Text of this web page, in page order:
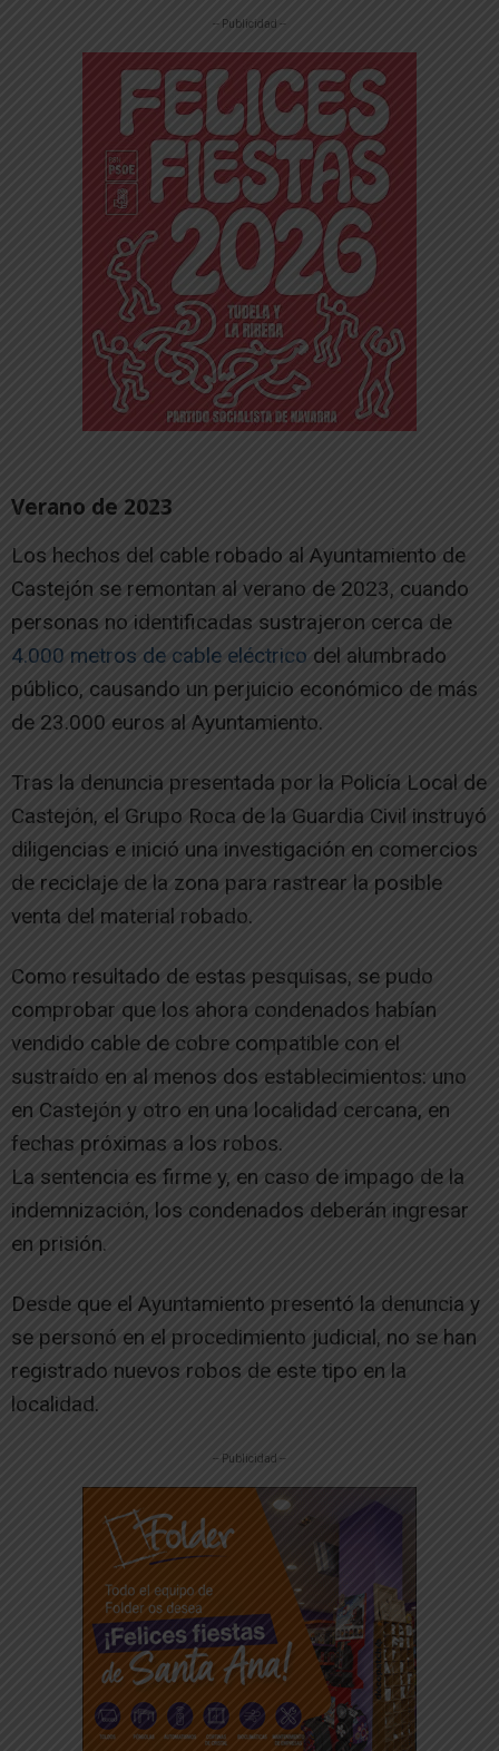
-- Publicidad --
Verano de 2023
Los hechos del cable robado al Ayuntamiento de
Castejón se remontan al verano de 2023, cuando
personas no identificadas sustrajeron cerca de
4.000 metros de cable eléctrico del alumbrado
público, causando un perjuicio económico de más
de 23.000 euros al Ayuntamiento.
Tras la denuncia presentada por la Policía Local de
Castejón, el Grupo Roca de la Guardia Civil instruyó
diligencias e inició una investigación en comercios
de reciclaje de la zona para rastrear la posible
venta del material robado.
Como resultado de estas pesquisas, se pudo
comprobar que los ahora condenados habían
vendido cable de cobre compatible con el
sustraído en al menos dos establecimientos: uno
en Castejón y otro en una localidad cercana, en
fechas próximas a los robos.
La sentencia es firme y, en caso de impago de la
indemnización, los condenados deberán ingresar
en prisión.
Desde que el Ayuntamiento presentó la denuncia y
se personó en el procedimiento judicial, no se han
registrado nuevos robos de este tipo en la
localidad.
-- Publicidad --